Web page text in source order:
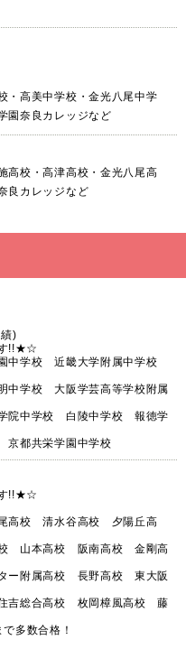
・高美中学校・金光八尾中学
園奈良カレッジなど
高校・高津高校・金光八尾高
良カレッジなど
)
す!!★☆
中学校 近畿大学附属中学校
中学校 大阪学芸高等学校附属
院中学校 白陵中学校 報徳学
都共栄学園中学校
す!!★☆
高校 清水谷高校 夕陽丘高
山本高校 阪南高校 金剛高
ー附属高校 長野高校 東大阪
吉総合高校 枚岡樟風高校 藤
多数合格！